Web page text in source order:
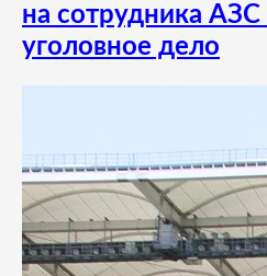
на сотрудника АЗС
уголовное дело